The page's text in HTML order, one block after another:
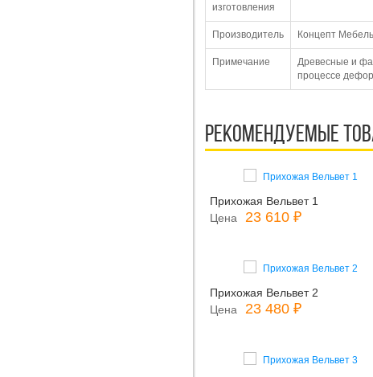
изготовления
Производитель Концепт Мебель
Примечание
Древесные и
процессе
Рекомендуемые
Прихожая Вельвет 1
Цена
23 610 ₽
Прихожая Вельвет 2
Цена
23 480 ₽